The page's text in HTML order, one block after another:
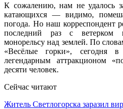
К сожалению, нам не удалось
катающихся — видимо,
погода. Но наш корреспондент
последний раз с ветерком
монорельсу над землей. По
«Весёлые горки», сегодня
легендарным аттракционом
десяти человек.
Сейчас читают
Житель Светлогорска заразил